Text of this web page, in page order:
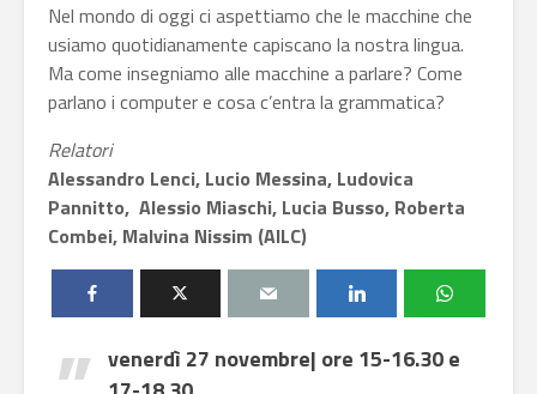
Nel mondo di oggi ci aspettiamo che le macchine che
usiamo quotidianamente capiscano la nostra lingua.
Ma come insegniamo alle macchine a parlare? Come
parlano i computer e cosa c’entra la grammatica?
Relatori
Alessandro Lenci, Lucio Messina, Ludovica
Pannitto, Alessio Miaschi, Lucia Busso, Roberta
Combei, Malvina Nissim (AILC)
venerdì 27 novembre| ore 15-16.30 e